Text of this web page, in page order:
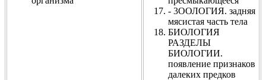
- 3ООЛОГИЯ. задняя
мясистая часть тела
БИОЛОГИЯ
РАЗДЕЛЫ
БИОЛОГИИ.
появление признаков
далеких предков